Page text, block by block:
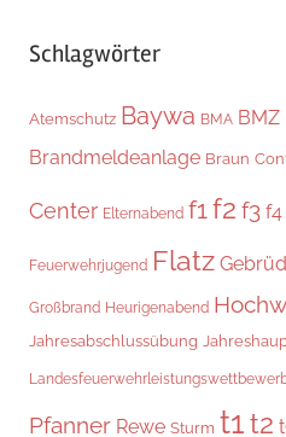
Schlagwörter
Atemschutz Baywa BMA BMZ
Brandmeldeanlage Braun
Center Elternabend f1f2 f3 f4
Feuerwehrjugend Flatz
Großbrand Heurigenabend
Jahresabschlussübung
Pfanner Rewe Sturm t1t2